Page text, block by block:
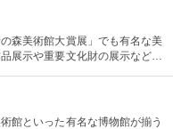
森美術館大賞展」でも有名な美
展示や重要文化財の展示など、
館といった有名な博物館が揃う